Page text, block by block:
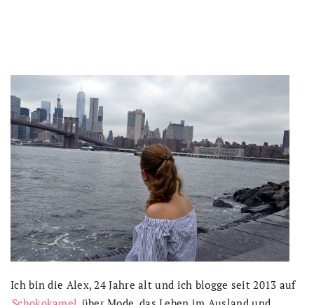
Ich bin die Alex, 24 Jahre alt und ich blogge seit 2013 auf